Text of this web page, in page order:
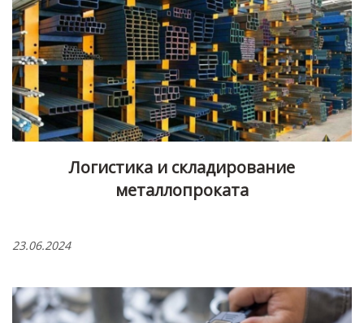
Логистика и складирование
металлопроката
23.06.2024